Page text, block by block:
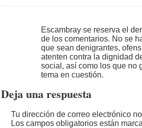
Escambray se reserva el
de los comentarios. No se
que sean denigrantes,
atenten contra la dignidad
social, así como los que no
tema en cuestión.
Deja una respuesta
Tu dirección de correo electrónico
Los campos obligatorios están